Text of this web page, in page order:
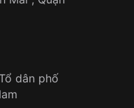
dân phố